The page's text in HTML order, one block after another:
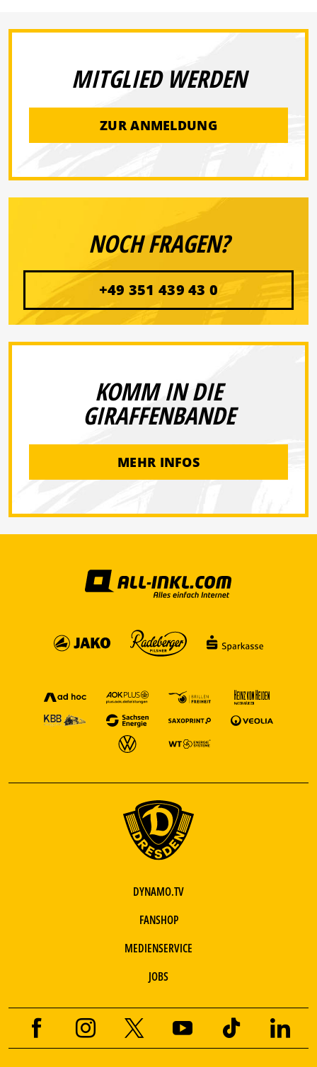
MITGLIED WERDEN
ZUR ANMELDUNG
NOCH FRAGEN?
+49 351 439 43 0
KOMM IN DIE
GIRAFFENBANDE
MEHR INFOS
DYNAMO.TV
FANSHOP
MEDIENSERVICE
JOBS